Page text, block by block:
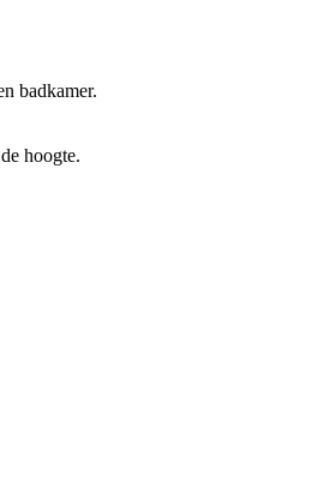
badkamer.
hoogte.